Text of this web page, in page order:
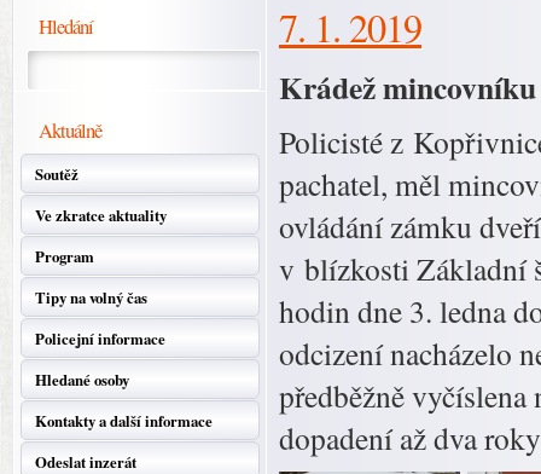
Hledání
Aktuálně
Soutěž
Ve zkratce aktuality
Program
Tipy na volný čas
Policejní informace
Hledané osoby
Kontakty a další informace
Odeslat inzerát
7. 1. 2019
Krádež mincovníku
Policisté z
pachatel, měl
ovládání zámku
v blízkosti Základní
hodin dne 3. ledna
odcizení nacházelo
předběžně
dopadení až dva